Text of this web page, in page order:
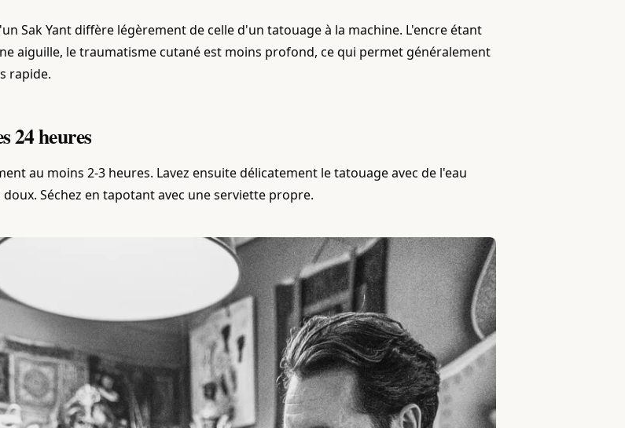
Sak Yant diffère légèrement de celle d'un tatouage à la machine. L'encre étant
aiguille, le traumatisme cutané est moins profond, ce qui permet généralement
rapide.
24 heures
au moins 2-3 heures. Lavez ensuite délicatement le tatouage avec de l'eau
Séchez en tapotant avec une serviette propre.